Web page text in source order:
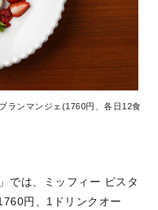
ランマンジェ(1760円、各日12食
では、ミッフィー ピスタ
円、1ドリンクオー